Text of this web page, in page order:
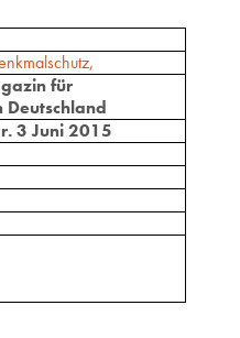
für
Deutschland
3 Juni 2015